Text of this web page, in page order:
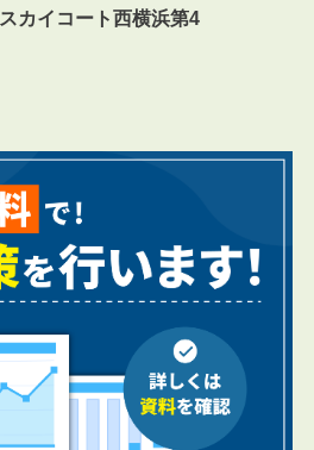
スカイコート西横浜第4